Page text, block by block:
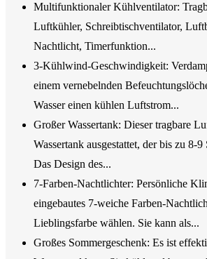
Multifunktionaler Kühlventilator:
Luftkühler, Schreibtischventilator,
Nachtlicht, Timerfunktion...
3-Kühlwind-Geschwindigkeit:
einem vernebelnden
Wasser einen kühlen Luftstrom...
Großer Wassertank: Dieser tragbare
Wassertank ausgestattet, der bis zu 8-
Das Design des...
7-Farben-Nachtlichter: Persönliche
eingebautes 7-weiche Farben-
Lieblingsfarbe wählen. Sie kann als...
Großes Sommergeschenk: Es ist